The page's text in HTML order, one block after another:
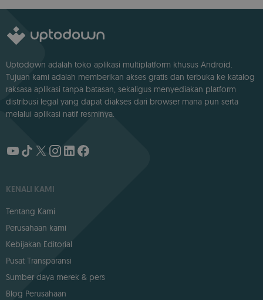
Uptodown adalah toko aplikasi multiplatform khusus Android.
Tujuan kami adalah memberikan akses gratis dan terbuka ke katalog
raksasa aplikasi tanpa batasan, sekaligus menyediakan platform
distribusi legal yang dapat diakses dari browser mana pun serta
melalui aplikasi natif resminya.
KENALI KAMI
Tentang Kami
Perusahaan kami
Kebijakan Editorial
Pusat Transparansi
Sumber daya merek & pers
Blog Perusahaan